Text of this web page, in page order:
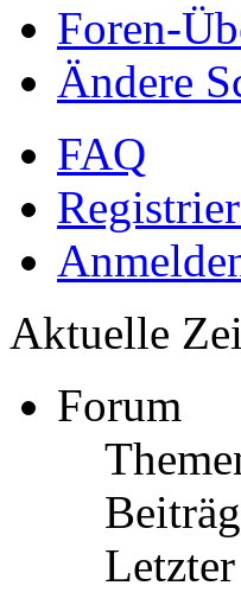
Foren-
Ändere
FAQ
Aktuelle
Forum